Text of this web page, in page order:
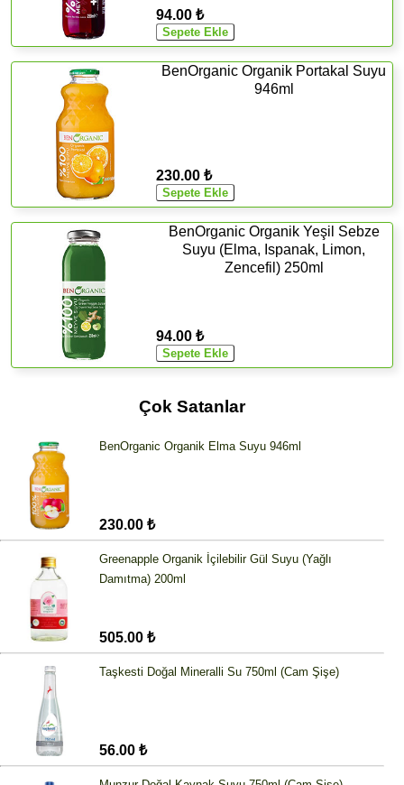
94.00 ₺
BenOrganic Organik Portakal Suyu
946ml
230.00 ₺
BenOrganic Organik Yeşil Sebze
Suyu (Elma, Ispanak, Limon,
Zencefil) 250ml
94.00 ₺
Çok Satanlar
BenOrganic Organik Elma Suyu 946ml
230.00 ₺
Greenapple Organik İçilebilir Gül Suyu (Yağlı
Damıtma) 200ml
505.00 ₺
Taşkesti Doğal Mineralli Su 750ml (Cam Şişe)
56.00 ₺